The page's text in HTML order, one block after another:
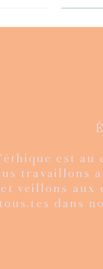
kantha
Veste
limitée Mexico
est au
travaillons
et veillons aux
tous.tes dans